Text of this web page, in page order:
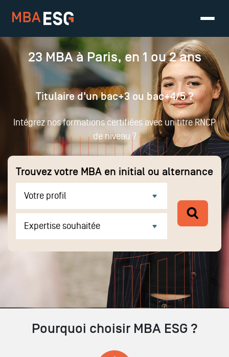
23 MBA à Paris, en 1 ou 2 ans
Titulaire d'un bac+3 ou bac+4/5 ?
Intégrez nos formations certifiées avec un titre RNCP
de niveau 7
Trouvez votre MBA en initial ou alternance
Votre profil
Expertise souhaitée
Pourquoi choisir MBA ESG ?